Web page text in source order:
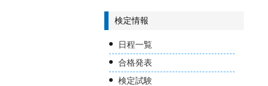
検定情報
日程一覧
合格発表
検定試験